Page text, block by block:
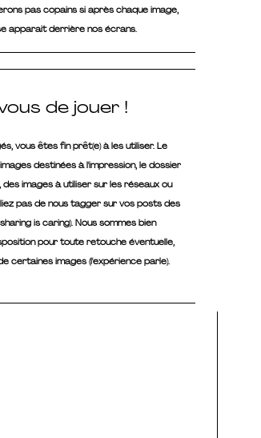
pas copains si après chaque image,
apparait derrière nos écrans.
de jouer !
vous êtes fin prêt(e) à les utiliser. Le
destinées à l'impression, le dossier
des images à utiliser sur les réseaux ou
pas de nous tagger sur vos posts des
is caring). Nous sommes bien
pour toute retouche éventuelle,
certaines images (l'expérience parle).